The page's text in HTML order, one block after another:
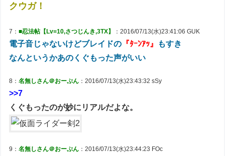
クウガ！
7：■忍法帖【Lv=10,さつじんき,3TX】 ：2016/07/13(水)23:41:06 GUK
電子音じゃないけどブレイドの 『ﾀｰﾝｱｯ』
もすき
なんというかあのくぐもった声がいい
8：名無しさん＠おーぷん ：2016/07/13(水)23:43:32 sSy
>>7
くぐもったのが妙にリアルだよな。
9：名無しさん＠おーぷん ：2016/07/13(水)23:44:23 FOc